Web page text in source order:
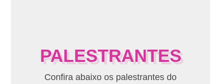
PALESTRANTES
Confira abaixo os palestrantes do